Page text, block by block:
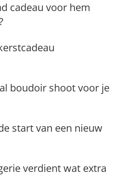
cadeau voor hem
boudoir shoot voor je
start van een nieuw
verdient wat extra